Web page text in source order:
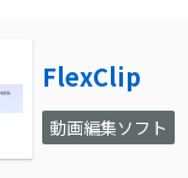
FlexClip
動画編集ソフト